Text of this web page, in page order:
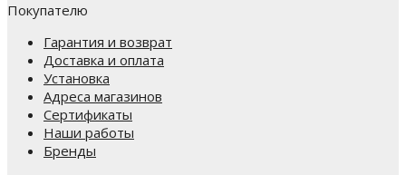
Покупателю
Гарантия и возврат
Доставка и оплата
Установка
Адреса магазинов
Сертификаты
Наши работы
Бренды